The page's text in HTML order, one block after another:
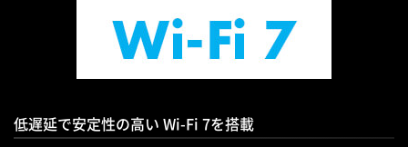
低遅延で安定性の高い Wi-Fi 7を搭載